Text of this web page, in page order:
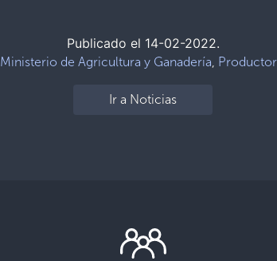
Publicado el 14-02-2022.
Ministerio de Agricultura y Ganadería
Ir a Noticias